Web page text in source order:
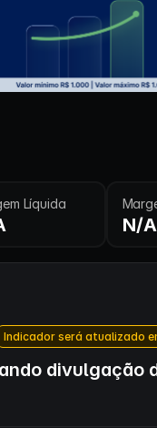
Líquida
N/A
Indicador será atualizado
divulgação